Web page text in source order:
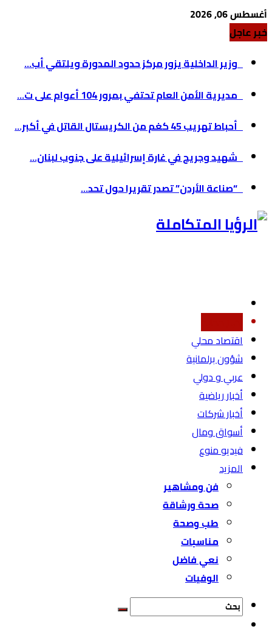
أغسطس 06, 2026
خبر عاجل
وزير الداخلية يزور مركز حدود المدورة ويلتقي أب...
مديرية الأمن العام تحتفي بمرور 104 أعوام على ت...
أحباط تهريب 45 كغم من الكريستال القاتل في أكبر...
شهيد وجريح في غارة إسرائيلية على جنوب لبنان...
“صناعة الأردن” تصدر تقريرا حول تحد...
اقتصاد محلي
شؤون برلمانية
عربي و دولي
أخبار رياضية
أخبار شركات
أسواق ومال
فيديو منوع
المزيد
فن ومشاهير
صحة ورشاقة
طب وصحة
مناسبات
نعي فاضل
الوفيات